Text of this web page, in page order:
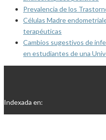
Prevalencia de los
Células Madre
terapéuticas
Cambios sugestivos de
en estudiantes de una
Indexada en: